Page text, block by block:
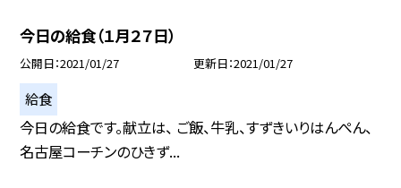
今日の給食（１月２７日）
公開日 2021/01/27 更新日 2021/01/27
給食
今日の給食です。献立は、 ご飯、牛乳、すずきいりはんぺん、
名古屋コーチンのひきず...